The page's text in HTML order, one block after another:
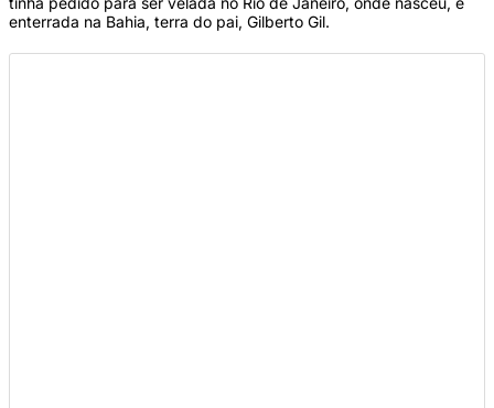
enterrada na Bahia, terra do pai, Gilberto Gil.